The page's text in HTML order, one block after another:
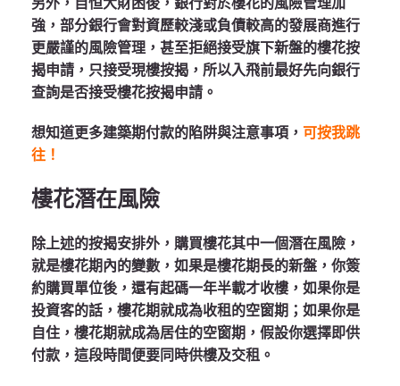
強，部分銀行會對資歷較淺或負債較高的發展商進行
更嚴謹的風險管理，甚至拒絕接受旗下新盤的樓花按
揭申請，只接受現樓按揭，所以入飛前最好先向銀行
查詢是否接受樓花按揭申請。
想知道更多建築期付款的陷阱與注意事項， 可按我跳
往！
樓花潛在風險
除上述的按揭安排外，購買樓花其中一個潛在風險，
就是樓花期內的變數，如果是樓花期長的新盤，你簽
約購買單位後，還有起碼一年半載才收樓，如果你是
投資客的話，樓花期就成為收租的空窗期；如果你是
自住，樓花期就成為居住的空窗期，假設你選擇即供
付款，這段時間便要同時供樓及交租。